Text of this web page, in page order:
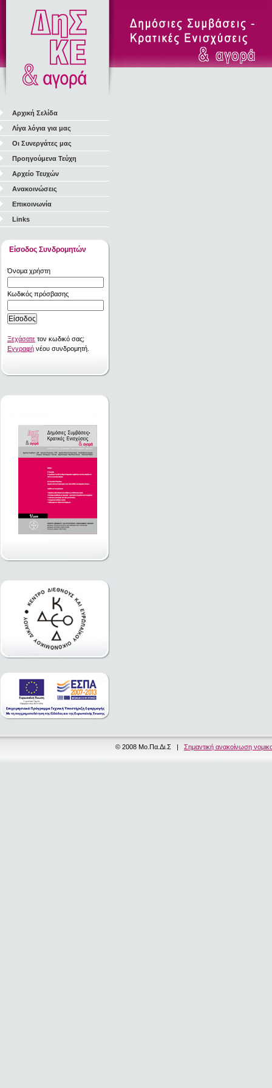
Αρχική Σελίδα
Λίγα λόγια για μας
Οι Συνεργάτες μας
Προηγούμενα Τεύχη
Αρχείο Τευχών
Ανακοινώσεις
Επικοινωνία
Links
Είσοδος Συνδρομητών
Όνομα χρήστη
Κωδικός πρόσβασης
Ξεχάσατε τον κωδικό σας;
Εγγραφή νέου συνδρομητή.
© 2008 Μο.Πα.Δι.Σ | Σημαντική ανακοίνωση